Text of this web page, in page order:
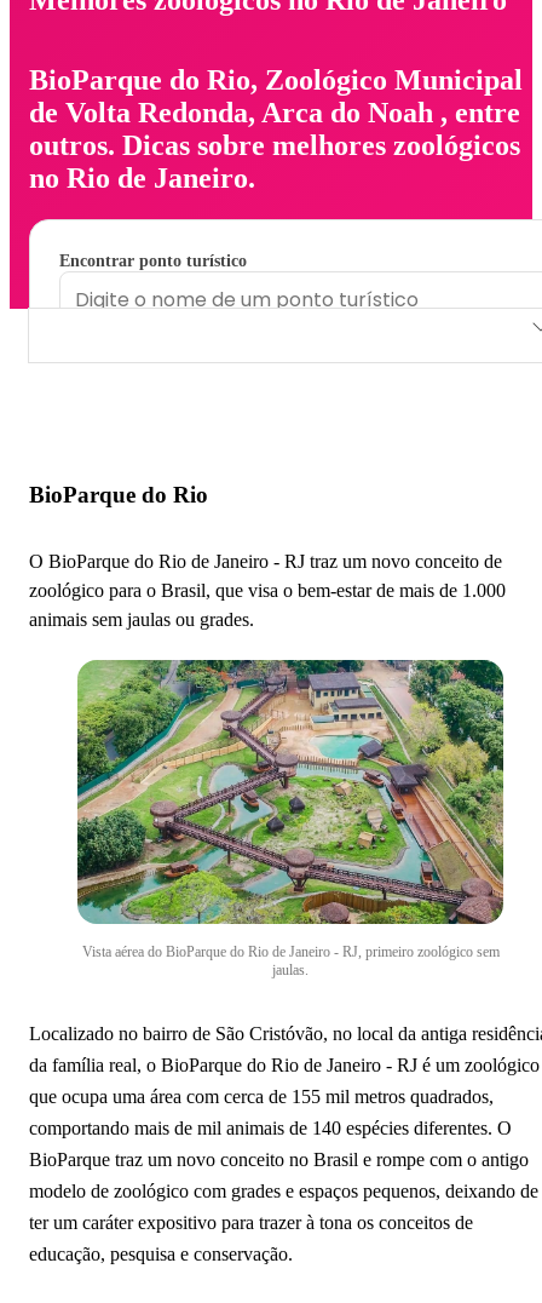
BioParque do Rio, Zoológico Municipal
de Volta Redonda, Arca do Noah , entre
outros. Dicas sobre melhores zoológicos
no Rio de Janeiro.
Encontrar ponto turístico
BioParque do Rio
O BioParque do Rio de Janeiro - RJ traz um novo conceito de
zoológico para o Brasil, que visa o bem-estar de mais de 1.000
animais sem jaulas ou grades.
Vista aérea do BioParque do Rio de Janeiro - RJ, primeiro zoológico sem
jaulas.
Localizado no bairro de São Cristóvão, no local da antiga
da família real, o BioParque do Rio de Janeiro - RJ é um zoológico
que ocupa uma área com cerca de 155 mil metros quadrados,
comportando mais de mil animais de 140 espécies diferentes. O
BioParque traz um novo conceito no Brasil e rompe com o antigo
modelo de zoológico com grades e espaços pequenos, deixando de
ter um caráter expositivo para trazer à tona os conceitos de
educação, pesquisa e conservação.